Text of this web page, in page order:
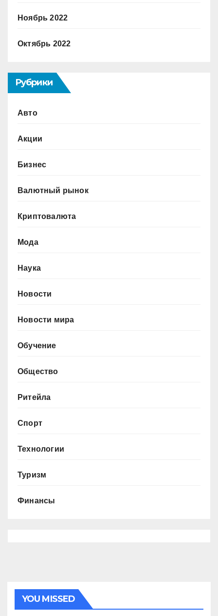
Ноябрь 2022
Октябрь 2022
Рубрики
Авто
Акции
Бизнес
Валютный рынок
Криптовалюта
Мода
Наука
Новости
Новости мира
Обучение
Общество
Ритейла
Спорт
Технологии
Туризм
Финансы
YOU MISSED